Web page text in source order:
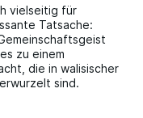
vielseitig für
Tatsache:
zu einem
die in walisischer
sind.